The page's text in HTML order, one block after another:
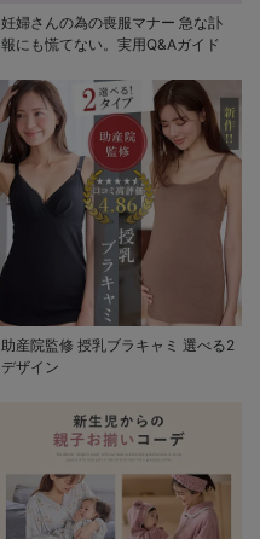
妊婦さんの為の喪服マナー 急な訃
報にも慌てない。実用Q&Aガイド
助産院監修 授乳ブラキャミ 選べる2
デザイン